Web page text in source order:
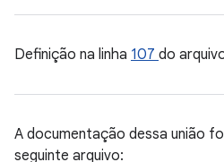
Definição na linha 107 do
A documentação dessa união
seguinte arquivo: